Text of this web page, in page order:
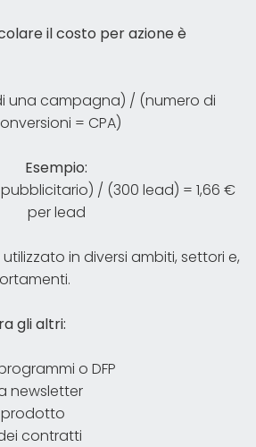
il costo per azione è
una campagna) / (numero di
= CPA)
Esempio:
/ (300 lead) = 1,66 €
per lead
in diversi ambiti, settori e,
gli altri:
o DFP
newsletter
contratti